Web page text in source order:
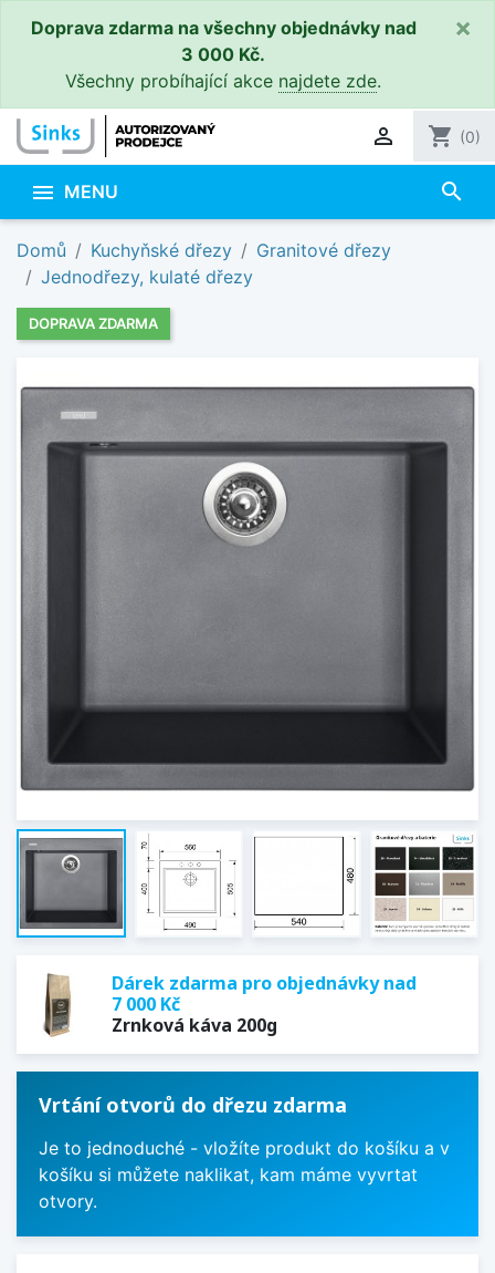
Doprava zdarma na všechny objednávky nad
3 000 Kč.
Všechny probíhající akce najdete zde.
×
 shopping_cart (0)
 MENU search
Domů Kuchyňské dřezy
Granitové dřezy
Jednodřezy, kulaté dřezy
DOPRAVA ZDARMA
Dárek zdarma pro objednávky nad
7 000 Kč
Zrnková káva 200g
Vrtání otvorů do dřezu zdarma
Je to jednoduché - vložíte produkt do košíku a v
košíku si můžete naklikat, kam máme vyvrtat
otvory.